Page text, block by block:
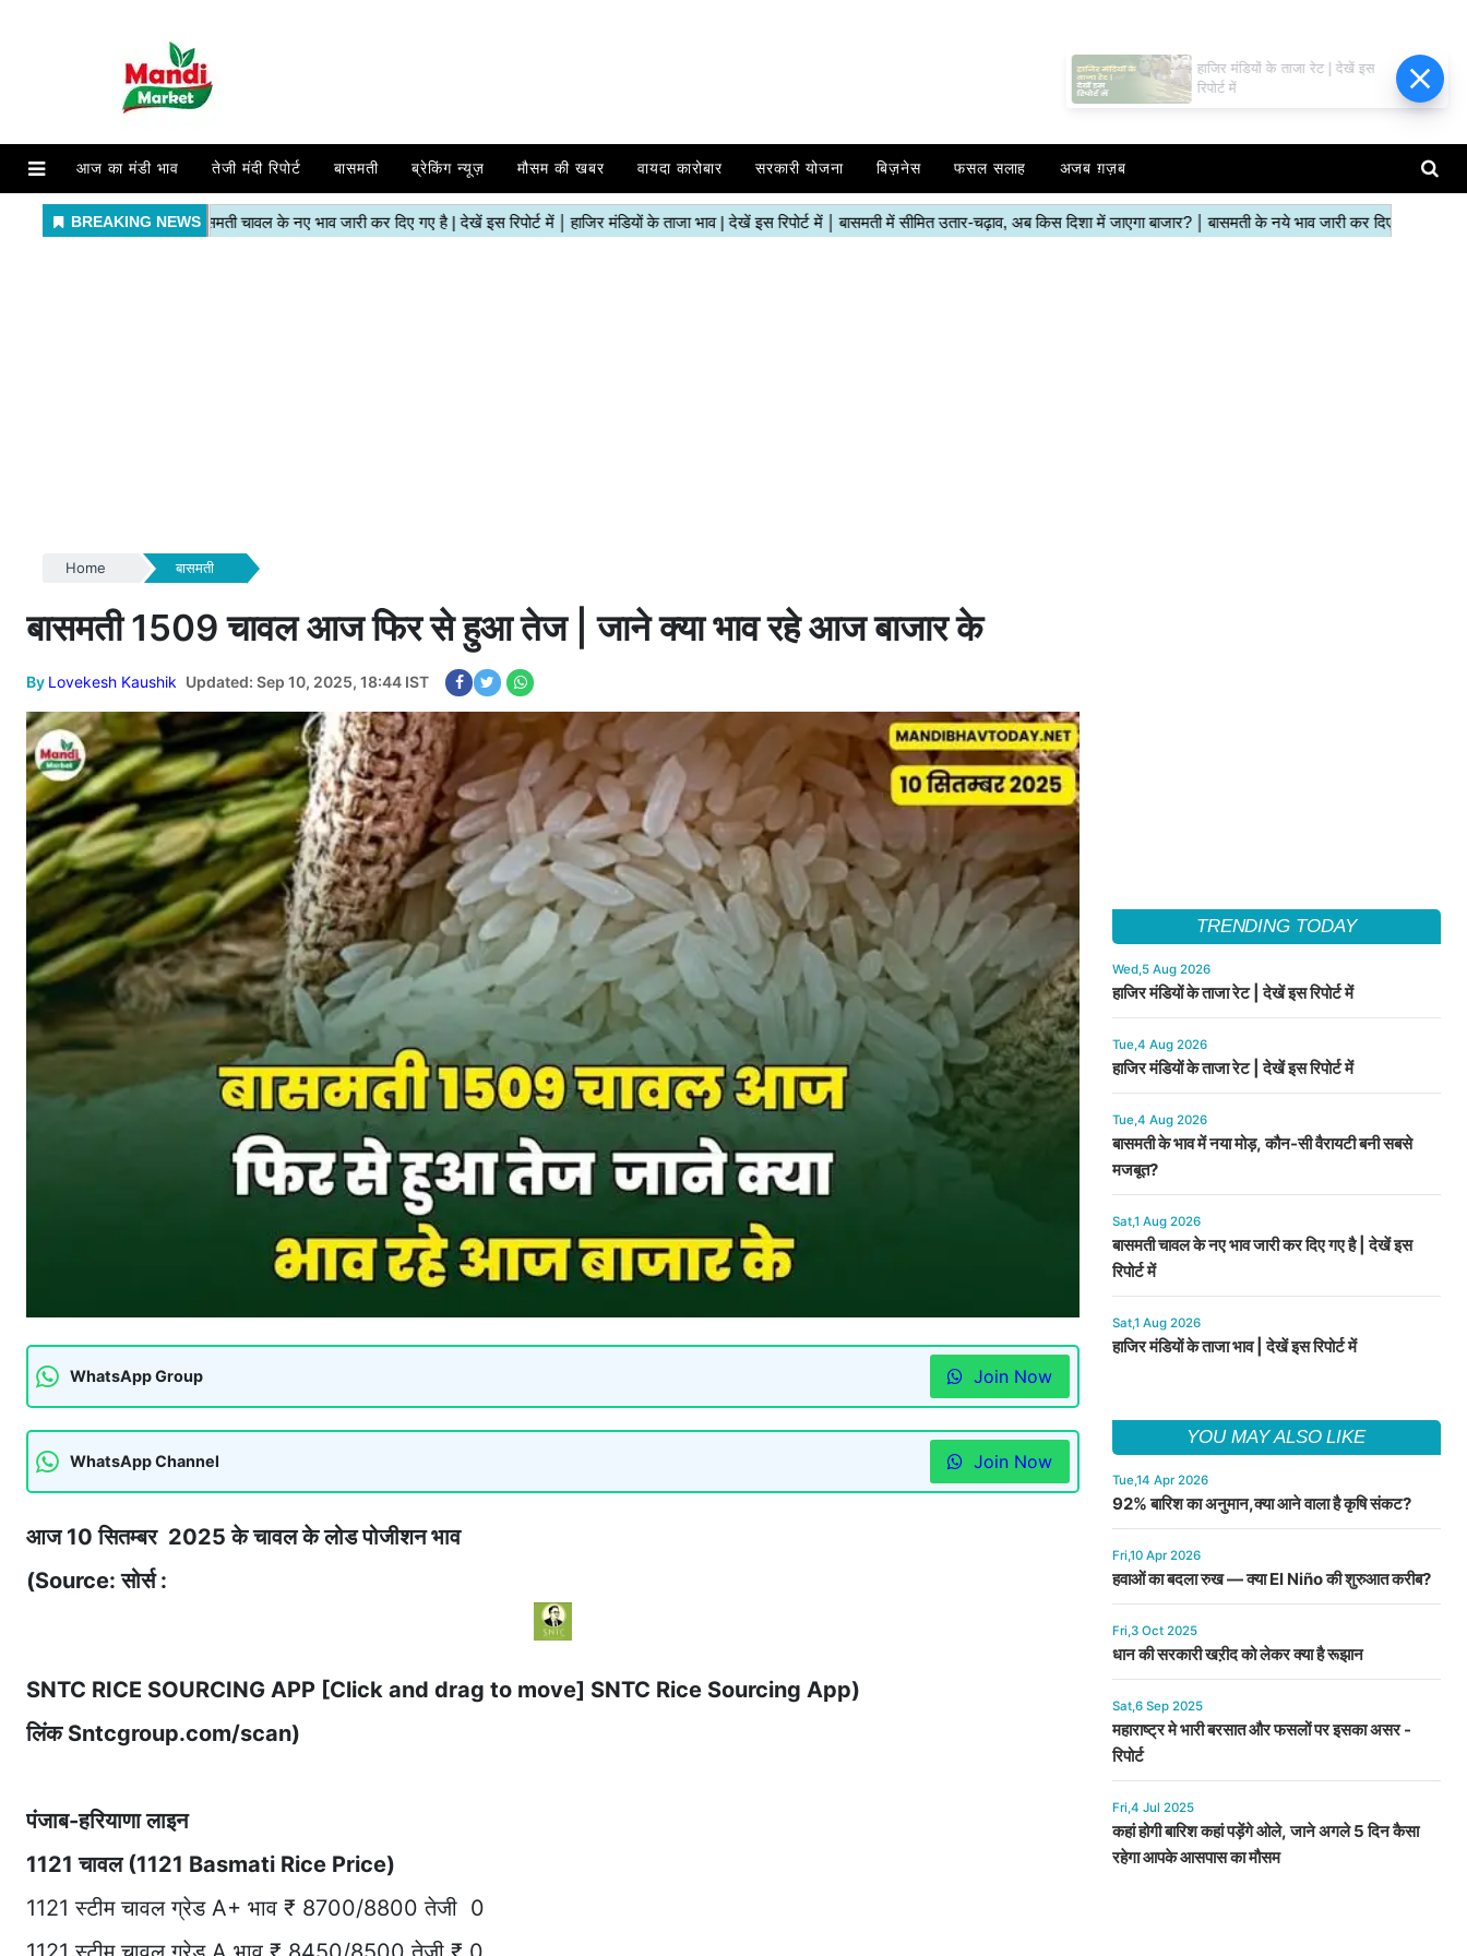
आज का मंडी भाव तेजी मंदी रिपोर्ट बासमती ब्रेकिंग न्यूज़ मौसम की खबर वायदा कारोबार सरकारी योजना बिज़नेस फसल सलाह अजब ग़ज़ब
Home बासमती
बासमती 1509 चावल आज फिर से हुआ तेज | जाने क्या भाव रहे आज बाजार के
By Lovekesh Kaushik Updated: Sep 10, 2025, 18:44 IST
WhatsApp Group Join Now
WhatsApp Channel Join Now
आज 10 सितम्बर 2025 के चावल के लोड पोजीशन भाव
(Source: सोर्स :
SNTC RICE SOURCING APP [Click and drag to move] SNTC Rice Sourcing App)
लिंक Sntcgroup.com/scan)
पंजाब-हरियाणा लाइन
1121 चावल (1121 Basmati Rice Price)
1121 स्टीम चावल ग्रेड A+ भाव ₹ 8700/8800 तेजी 0
TRENDING TODAY
Wed,5 Aug 2026
हाजिर मंडियों के ताजा रेट | देखें इस रिपोर्ट में
Tue,4 Aug 2026
हाजिर मंडियों के ताजा रेट | देखें इस रिपोर्ट में
Tue,4 Aug 2026
बासमती के भाव में नया मोड़, कौन-सी वैरायटी बनी सबसे
मजबूत?
Sat,1 Aug 2026
बासमती चावल के नए भाव जारी कर दिए गए है | देखें इस
रिपोर्ट में
Sat,1 Aug 2026
हाजिर मंडियों के ताजा भाव | देखें इस रिपोर्ट में
YOU MAY ALSO LIKE
Tue,14 Apr 2026
92% बारिश का अनुमान,क्या आने वाला है कृषि संकट?
Fri,10 Apr 2026
हवाओं का बदला रुख — क्या El Niño की शुरुआत करीब?
Fri,3 Oct 2025
धान की सरकारी खऱीद को लेकर क्या है रूझान
Sat,6 Sep 2025
महाराष्ट्र मे भारी बरसात और फसलों पर इसका असर -
रिपोर्ट
Fri,4 Jul 2025
कहां होगी बारिश कहां पड़ेंगे ओले, जाने अगले 5 दिन कैसा
रहेगा आपके आसपास का मौसम
हाजिर मंडियों के ताजा रेट | देखें इस
रिपोर्ट में